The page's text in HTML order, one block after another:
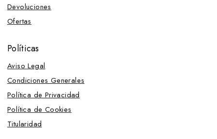
Devoluciones
Ofertas
Políticas
Aviso Legal
Condiciones Generales
Política de Privacidad
Política de Cookies
Titularidad